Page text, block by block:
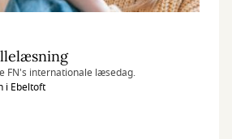
FN's internationale læsedag.
i Ebeltoft